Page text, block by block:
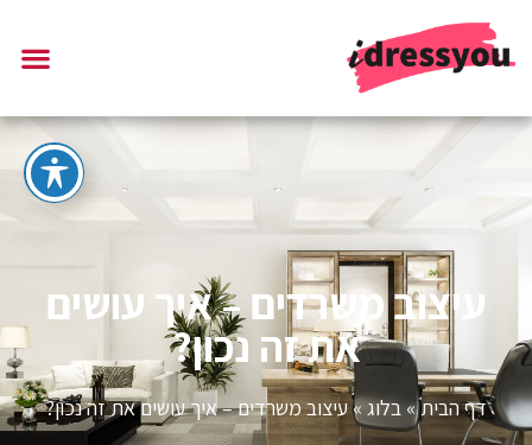
עיצוב משרדים – איך עושים
את זה נכון?
דף הבית»בלוג»עיצוב משרדים – איך עושים את זה נכון?